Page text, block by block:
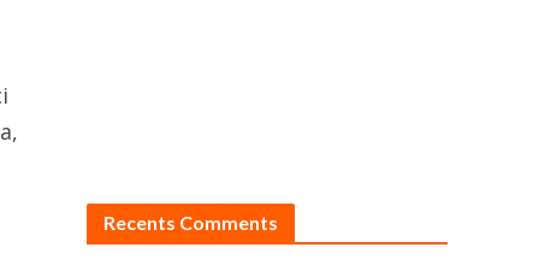
Recents Comments